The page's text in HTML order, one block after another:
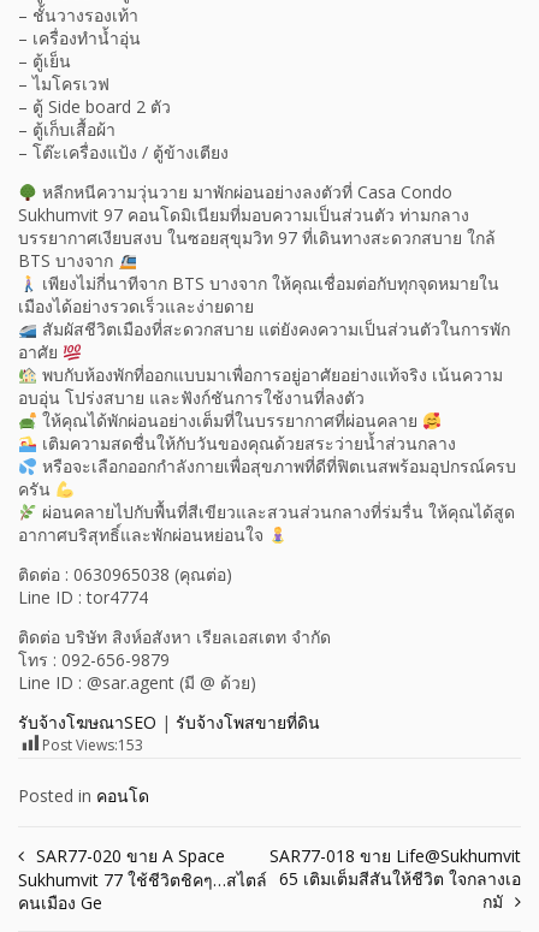
– ชั้นวางรองเท้า
– เครื่องทำน้ำอุ่น
– ตู้เย็น
– ไมโครเวฟ
– ตู้ Side board 2 ตัว
– ตู้เก็บเสื้อผ้า
– โต๊ะเครื่องแป้ง / ตู้ข้างเตียง
หลีกหนีความวุ่นวาย มาพักผ่อนอย่างลงตัวที่ Casa Condo
Sukhumvit 97 คอนโดมิเนียมที่มอบความเป็นส่วนตัว ท่ามกลาง
บรรยากาศเงียบสงบ ในซอยสุขุมวิท 97 ที่เดินทางสะดวกสบาย ใกล้
BTS บางจาก
เพียงไม่กี่นาทีจาก BTS บางจาก ให้คุณเชื่อมต่อกับทุกจุดหมายใน
เมืองได้อย่างรวดเร็วและง่ายดาย
สัมผัสชีวิตเมืองที่สะดวกสบาย แต่ยังคงความเป็นส่วนตัวในการพัก
อาศัย
พบกับห้องพักที่ออกแบบมาเพื่อการอยู่อาศัยอย่างแท้จริง เน้นความ
อบอุ่น โปร่งสบาย และฟังก์ชันการใช้งานที่ลงตัว
ให้คุณได้พักผ่อนอย่างเต็มที่ในบรรยากาศที่ผ่อนคลาย
เติมความสดชื่นให้กับวันของคุณด้วยสระว่ายน้ำส่วนกลาง
หรือจะเลือกออกกำลังกายเพื่อสุขภาพที่ดีที่ฟิตเนสพร้อมอุปกรณ์ครบ
ครัน
ผ่อนคลายไปกับพื้นที่สีเขียวและสวนส่วนกลางที่ร่มรื่น ให้คุณได้สูด
อากาศบริสุทธิ์และพักผ่อนหย่อนใจ
ติดต่อ : 0630965038 (คุณต่อ)
Line ID : tor4774
ติดต่อ บริษัท สิงห์อสังหา เรียลเอสเตท จำกัด
โทร : 092-656-9879
Line ID : @sar.agent (มี @ ด้วย)
รับจ้างโฆษณาSEO | รับจ้างโพสขายที่ดิน
Post Views:153
Posted in คอนโด
Post
navigation
SAR77-020 ขาย A Space
Sukhumvit 77 ใช้ชีวิตชิคๆ…สไตล์
คนเมือง Ge
SAR77-018 ขาย Life@Sukhumvit
65 เติมเต็มสีสันให้ชีวิต ใจกลางเอ
กมั